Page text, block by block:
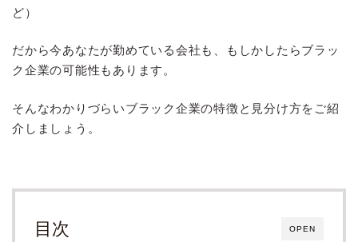
ど）
だから今あなたが勤めている会社も、もしかしたらブラッ
ク企業の可能性もあります。
そんなわかりづらいブラック企業の特徴と見分け方をご紹
介しましょう。
OPEN
目次